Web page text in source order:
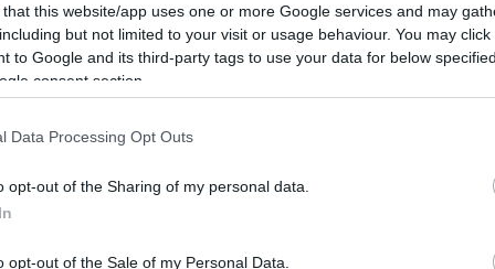
that this website/app uses one or more Google services and may
but not limited to your visit or usage behaviour. You may
to Google and its third-party tags to use your data for below
consent section.
Data Processing Opt Outs
opt-out of the Sharing of my personal data.
opt-out of the Sale of my Personal Data.
megkéselte – az ügyészség szerint így
aki szombaton egy másik embert,
is megkéselte Mosonmagyaróváron. A
döntő tárgyaláson nem tett vallomást,